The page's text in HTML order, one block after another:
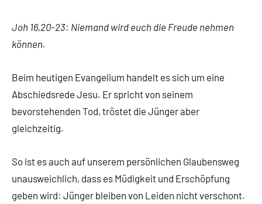
Joh 16,20-23: Niemand wird euch die Freude nehmen
können.
Beim heutigen Evangelium handelt es sich um eine
Abschiedsrede Jesu. Er spricht von seinem
bevorstehenden Tod, tröstet die Jünger aber
gleichzeitig.
So ist es auch auf unserem persönlichen Glaubensweg
unausweichlich, dass es Müdigkeit und Erschöpfung
geben wird: Jünger bleiben von Leiden nicht verschont.